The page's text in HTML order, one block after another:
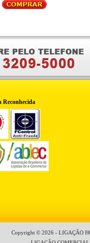
Reconhecida
Copyright © 2026 - LIGAÇÃO